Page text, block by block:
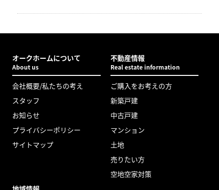
オークホームについて
About us
会社概要/私たちの考え
スタッフ
お知らせ
プライバシーポリシー
サイトマップ
不動産情報
Real estate information
ご購入をお考えの方
新築戸建
中古戸建
マンション
土地
売りたい方
空地空家対策